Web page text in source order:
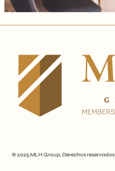
© 2025 MLH Group, Derechos reservados